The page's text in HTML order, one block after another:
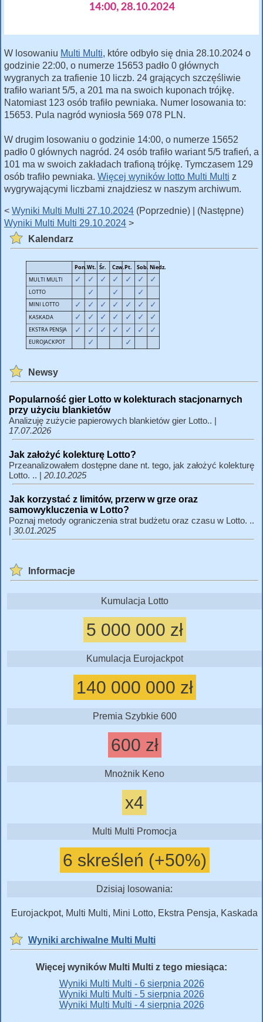
W losowaniu Multi Multi, które odbyło się dnia 28.10.2024 o
godzinie 22:00, o numerze 15653 padło 0 głównych
wygranych za trafienie 10 liczb. 24 grających szczęśliwie
trafiło wariant 5/5, a 201 ma na swoich kuponach trójkę.
Natomiast 123 osób trafiło pewniaka. Numer losowania to:
15653. Pula nagród wyniosła 569 078 PLN.
W drugim losowaniu o godzinie 14:00, o numerze 15652
padło 0 głównych nagród. 24 osób trafiło wariant 5/5 trafień, a
101 ma w swoich zakładach trafioną trójkę. Tymczasem 129
osób trafiło pewniaka. Więcej wyników lotto Multi Multi z
wygrywającymi liczbami znajdziesz w naszym archiwum.
< Wyniki Multi Multi 27.10.2024 (Poprzednie) | (Następne)
Wyniki Multi Multi 29.10.2024 >
Kalendarz
Newsy
Popularność gier Lotto w kolekturach stacjonarnych
przy użyciu blankietów
Analizuję zużycie papierowych blankietów gier Lotto.. |
17.07.2026
Jak założyć kolekturę Lotto?
Przeanalizowałem dostępne dane nt. tego, jak założyć kolekturę
Lotto. .. | 20.10.2025
Jak korzystać z limitów, przerw w grze oraz
samowykluczenia w Lotto?
Poznaj metody ograniczenia strat budżetu oraz czasu w Lotto. ..
| 30.01.2025
Informacje
Kumulacja Lotto
5 000 000 zł
Kumulacja Eurojackpot
140 000 000 zł
Premia Szybkie 600
600 zł
Mnożnik Keno
x4
Multi Multi Promocja
6 skreśleń (+50%)
Dzisiaj losowania:
Eurojackpot, Multi Multi, Mini Lotto, Ekstra Pensja, Kaskada
Wyniki archiwalne Multi Multi
Więcej wyników Multi Multi z tego miesiąca:
Wyniki Multi Multi - 6 sierpnia 2026
Wyniki Multi Multi - 5 sierpnia 2026
Wyniki Multi Multi - 4 sierpnia 2026